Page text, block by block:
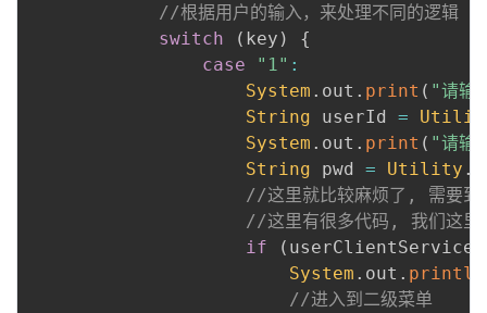
//根据用户的输入，来处理不同的逻辑
switch
( key )
{
case
"1" :
System . out . print ( "请输
String userId =
System . out . print ( "请
String pwd = Utility .
//这里就比较麻烦了, 需要到
//这里有很多代码, 我们这
if
( userClientService
System . out . println
//进入到二级菜单